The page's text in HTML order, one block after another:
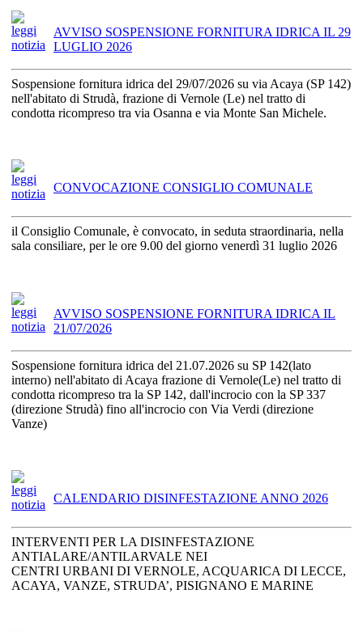
AVVISO SOSPENSIONE FORNITURA IDRICA IL 29
LUGLIO 2026
Sospensione fornitura idrica del 29/07/2026 su via Acaya (SP 142)
nell'abitato di Strudà, frazione di Vernole (Le) nel tratto di
condotta ricompreso tra via Osanna e via Monte San Michele.
CONVOCAZIONE CONSIGLIO COMUNALE
il Consiglio Comunale, è convocato, in seduta straordinaria, nella
sala consiliare, per le ore 9.00 del giorno venerdì 31 luglio 2026
AVVISO SOSPENSIONE FORNITURA IDRICA IL
21/07/2026
Sospensione fornitura idrica del 21.07.2026 su SP 142(lato
interno) nell'abitato di Acaya frazione di Vernole(Le) nel tratto di
condotta ricompreso tra la SP 142, dall'incrocio con la SP 337
(direzione Strudà) fino all'incrocio con Via Verdi (direzione
Vanze)
CALENDARIO DISINFESTAZIONE ANNO 2026
INTERVENTI PER LA DISINFESTAZIONE
ANTIALARE/ANTILARVALE NEI
CENTRI URBANI DI VERNOLE, ACQUARICA DI LECCE,
ACAYA, VANZE, STRUDA’, PISIGNANO E MARINE